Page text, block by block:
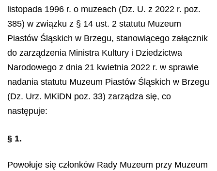
listopada 1996 r. o muzeach (Dz. U. z 2022 r. poz.
385) w związku z § 14 ust. 2 statutu Muzeum
Piastów Śląskich w Brzegu, stanowiącego załącznik
do zarządzenia Ministra Kultury i Dziedzictwa
Narodowego z dnia 21 kwietnia 2022 r. w sprawie
nadania statutu Muzeum Piastów Śląskich w Brzegu
(Dz. Urz. MKiDN poz. 33) zarządza się, co
następuje:
§ 1.
Powołuje się członków Rady Muzeum przy Muzeum